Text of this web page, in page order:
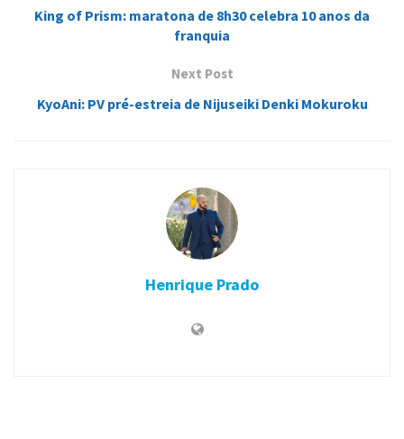
King of Prism: maratona de 8h30 celebra 10 anos da
franquia
Next Post
KyoAni: PV pré-estreia de Nijuseiki Denki Mokuroku
Henrique Prado